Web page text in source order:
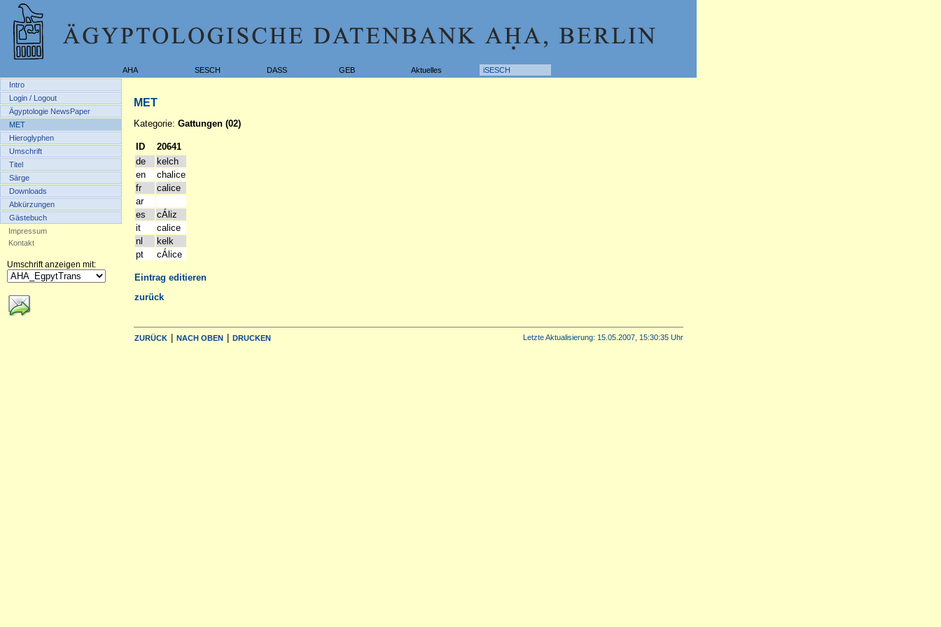
AHA SESCH DASS GEB Aktuelles
iSESCH
Intro
Login / Logout
Ägyptologie NewsPaper
MET
Hieroglyphen
Umschrift
Titel
Särge
Downloads
Abkürzungen
Gästebuch
Impressum
Kontakt
Umschrift anzeigen mit:
MET
Kategorie: Gattungen (02)
ID
20641
de
kelch
en
chalice
fr
calice
ar
es
cÁliz
it
calice
nl
kelk
pt
cÁlice
Eintrag editieren
zurück
ZURÜCK | NACH OBEN | DRUCKEN Letzte Aktualisierung: 15.05.2007, 15:30:35 Uhr